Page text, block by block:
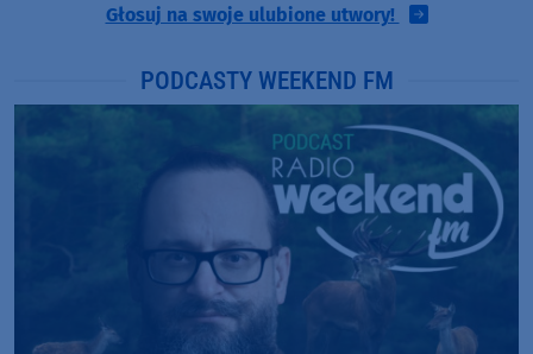
Głosuj na swoje ulubione utwory!
PODCASTY WEEKEND FM